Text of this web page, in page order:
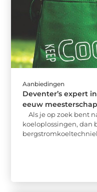
Aanbiedingen
Deventer’s expert
eeuw meesterschap
Als je op zoek bent
koeloplossingen, dan